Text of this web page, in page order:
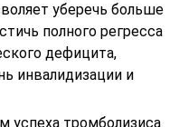
уберечь больше
полного регресса
дефицита,
инвалидизации и
успеха тромболизиса